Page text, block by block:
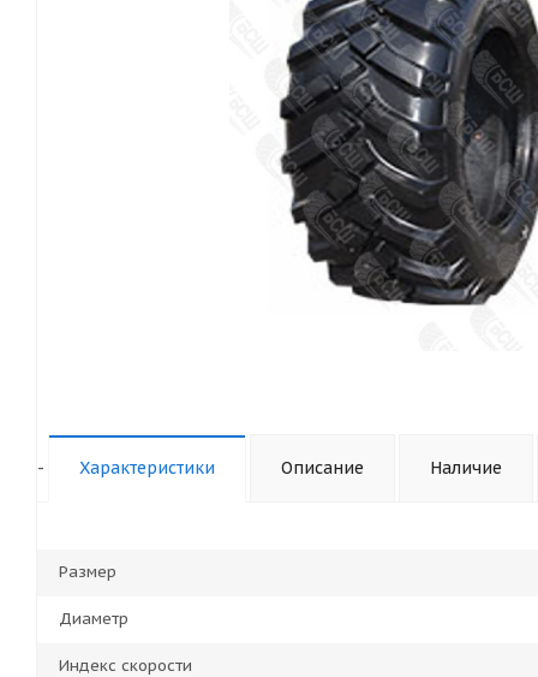
- Характеристики Описание Наличие
Размер
Диаметр
Индекс скорости